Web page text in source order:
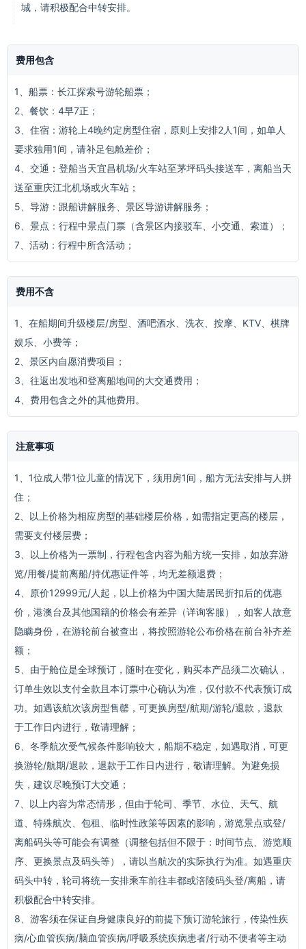
城，请积极配合中转安排。
费用包含
1、船票：长江探索号游轮船票；
2、餐饮：4早7正；
3、住宿：游轮上4晚约定房型住宿，原则上安排2人1间，如单人
要求独用1间，请补足包舱差价；
4、交通：登船当天宜昌机场/火车站至茅坪码头接送车，离船当天
送至重庆江北机场或火车站；
5、导游：跟船讲解服务、景区导游讲解服务；
6、景点：行程中景点门票（含景区内接驳车、小交通、索道）；
7、活动：行程中所含活动；
费用不含
1、在船期间升级楼层/房型、酒吧酒水、洗衣、按摩、KTV、棋牌
娱乐、小费等；
2、景区内自愿消费项目；
3、往返出发地和登离船地间的大交通费用；
4、费用包含之外的其他费用。
注意事项
1、1位成人带1位儿童的情况下，须用房1间，船方无法安排与人拼
住；
2、以上价格为相应房型的基础楼层价格，如需指定更高的楼层，
需要支付楼层费；
3、以上价格为一票制，行程包含内容为船方统一安排，如放弃游
览/用餐/提前离船/持优惠证件等，均无差额退费；
4、原价12999元/人起，以上价格为中国大陆居民折扣后的优惠
价，港澳台及其他国籍的价格会有差异（详询客服），如客人故意
隐瞒身份，在游轮前台被查出，将按照游轮公布价格在前台补齐差
额；
5、由于舱位是全球预订，随时在变化，购买本产品须二次确认，
订单生效以支付全款且本订票中心确认为准，仅付款不代表预订成
功。如遇该航次该房型售罄，可更换房型/航期/游轮/退款，退款
于工作日内进行，敬请理解；
6、冬季航次受气候条件影响较大，船期不稳定，如遇取消，可更
换游轮/航期/退款，退款于工作日内进行，敬请理解。为避免损
失，建议尽晚预订大交通；
7、以上内容为常态情形，但由于轮司、季节、水位、天气、航
道、特殊航次、包租、临时性政策等因素的影响，游览景点或登/
离船码头等可能会有调整（调整包括但不限于：时间节点、游览顺
序、更换景点及码头等），请以当航次的实际执行为准。如遇重庆
码头中转，轮司将统一安排乘车前往丰都或涪陵码头登/离船，请
积极配合中转安排。
8、游客须在保证自身健康良好的前提下预订游轮旅行，传染性疾
病/心血管疾病/脑血管疾病/呼吸系统疾病患者/行动不便者等主动